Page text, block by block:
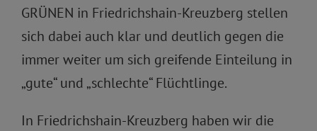
GRÜNEN in Friedrichshain-Kreuzberg stellen
sich dabei auch klar und deutlich gegen die
immer weiter um sich greifende Einteilung in
„gute“ und „schlechte“ Flüchtlinge.
In Friedrichshain-Kreuzberg haben wir die